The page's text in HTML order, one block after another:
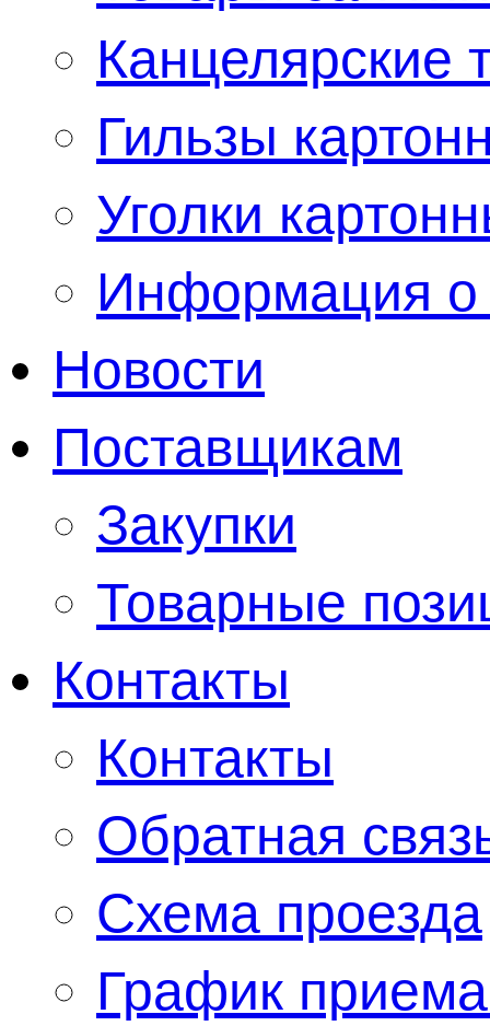
Канцелярские
Гильзы
Уголки
Информация о
Новости
Поставщикам
Закупки
Товарные
Контакты
Контакты
Обратная
Схема проезда
График